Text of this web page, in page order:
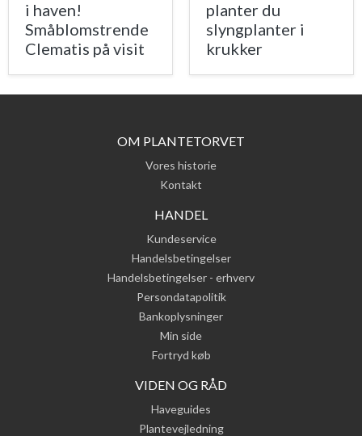
i haven!
Småblomstrende
Clematis på visit
planter du
slyngplanter i
krukker
OM PLANTETORVET
Vores historie
Kontakt
HANDEL
Kundeservice
Handelsbetingelser
Handelsbetingelser - erhverv
Persondatapolitik
Bankoplysninger
Min side
Fortryd køb
VIDEN OG RÅD
Haveguides
Plantevejledning